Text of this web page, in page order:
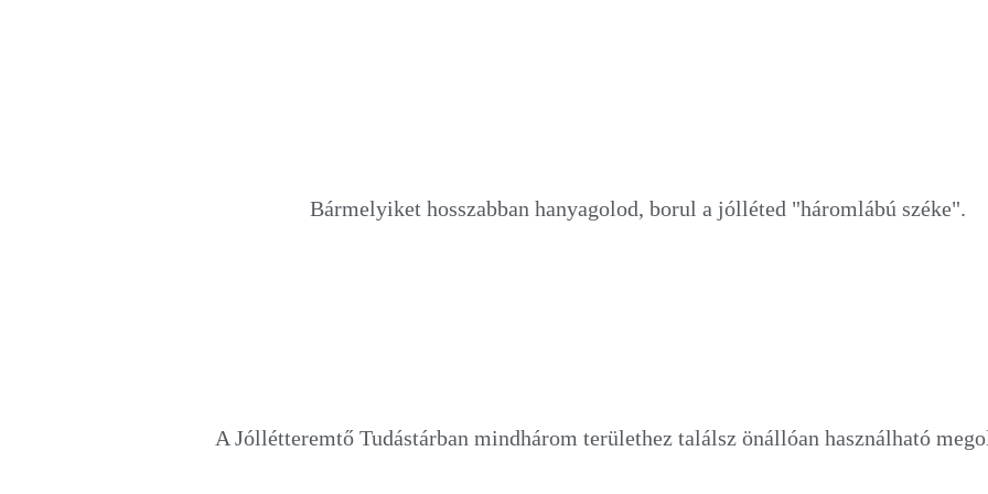
Bármelyiket hosszabban hanyagolod, borul a jólléted "háromlábú széke".
A Jóllétteremtő Tudástárban mindhárom területhez találsz önállóan használható